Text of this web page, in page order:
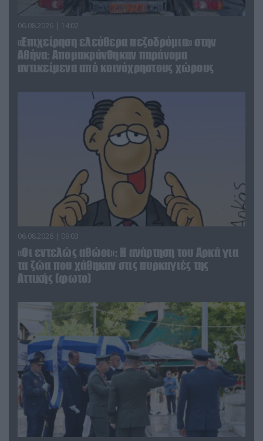
06.08.2026 | 14:02
«Επιχείρηση ελεύθερα πεζοδρόμια» στην
Αθήνα: Απομακρύνθηκαν παράνομα
αντικείμενα από κοινόχρηστους χώρους
06.08.2026 | 09:03
«Οι εντελώς αθώοι»: Η ανάρτηση του Αρκά για
τα ζώα που χάθηκαν στις πυρκαγιές της
Αττικής (φωτο)